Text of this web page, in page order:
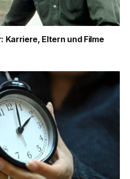
Karriere, Eltern und Filme